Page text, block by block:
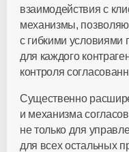
взаимодействия с
механизмы,
с гибкими условиями
для каждого
контроля
Существенно
и механизма
не только для
для всех остальных